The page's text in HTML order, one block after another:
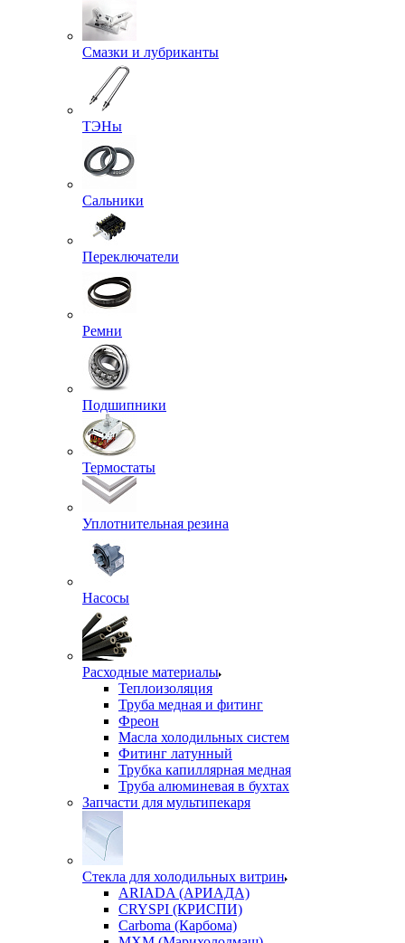
Смазки и лубриканты
ТЭНы
Сальники
Переключатели
Ремни
Подшипники
Термостаты
Уплотнительная резина
Насосы
Расходные материалы
Теплоизоляция
Труба медная и фитинг
Фреон
Масла холодильных систем
Фитинг латунный
Трубка капиллярная медная
Труба алюминевая в бухтах
Запчасти для мультипекаря
Стекла для холодильных витрин
ARIADA (АРИАДА)
CRYSPI (КРИСПИ)
Carboma (Карбома)